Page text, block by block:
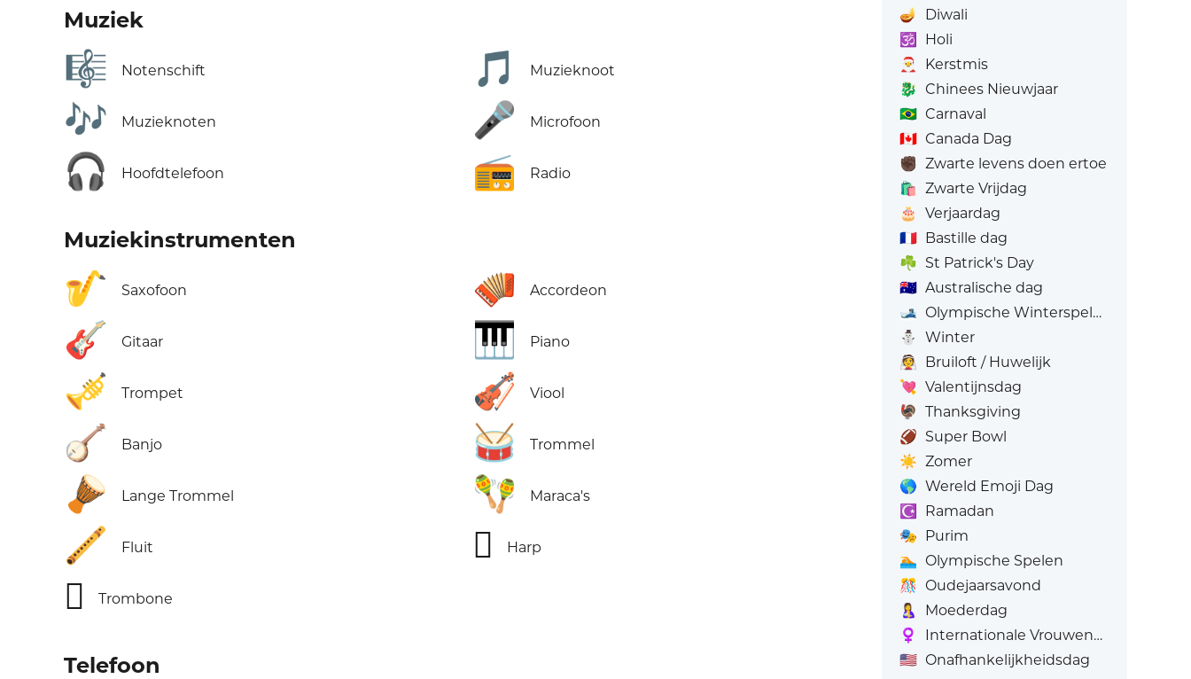
Muziek
🎼 Notenschift 🎵 Muzieknoot
🎶 Muzieknoten 🎤 Microfoon
🎧 Hoofdtelefoon 📻 Radio
Muziekinstrumenten
🎷 Saxofoon 🪗 Accordeon
🎸 Gitaar 🎹 Piano
🎺 Trompet 🎻 Viool
🪕 Banjo 🥁 Trommel
🪘 Lange Trommel 🪇 Maraca's
🪈 Fluit 🪉 Harp
🪊 Trombone
Telefoon
🪔
Diwali
🕉️
Holi
🎅
Kerstmis
🐉 Chinees Nieuwjaar
🇧🇷 Carnaval
🇨🇦 Canada Dag
✊🏿 Zwarte levens doen ertoe
🛍️ Zwarte Vrijdag
🎂
Verjaardag
🇫🇷 Bastille dag
☘️ St Patrick's Day
🇦🇺 Australische dag
🎿 Olympische Winterspelen
⛄
Winter
👰 Bruiloft / Huwelijk
💘 Valentijnsdag
🦃 Thanksgiving
🏈 Super Bowl
☀️ Zomer
🌎 Wereld Emoji Dag
☪️
Ramadan
🎭 Purim
🏊 Olympische Spelen
🎊
Oudejaarsavond
🤱
Moederdag
♀️
Internationale Vrouwendag's
🇺🇸 Onafhankelijkheidsdag